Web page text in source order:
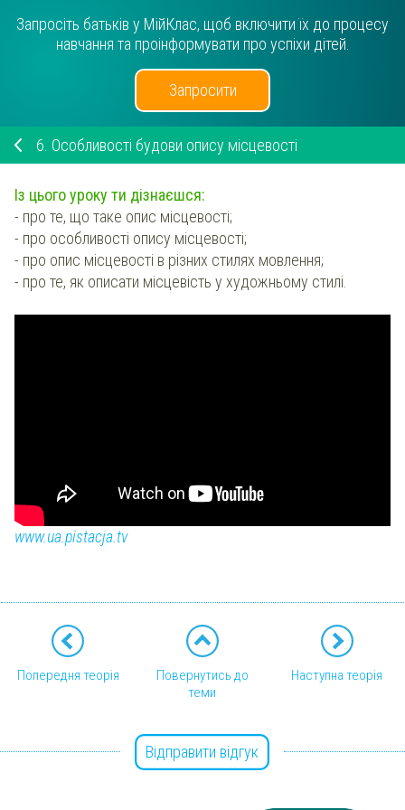
Запросіть батьків у МійКлас, щоб включити їх до процесу
навчання та проінформувати про успіхи дітей.
Запросити
6. Особливості будови опису місцевості
Із цього уроку ти дізнаєшся:
- про те, що таке опис місцевості;
- про особливості опису місцевості;
- про опис місцевості в різних стилях мовлення;
- про те, як описати місцевість у художньому стилі.
www.ua.pistacja.tv
Попередня теорія
Повернутись до
теми
Наступна теорія
Відправити відгук